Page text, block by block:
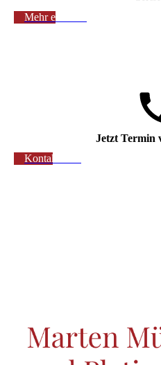
Mehr erfahren
Jetzt Termin
Kontaktieren